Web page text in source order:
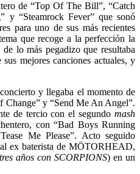
de “Top Of The Bill”, “Catch
y “Steamrock Fever” que sonó
para uno de sus más recientes
que recoge a la perfección la
lo más pegadizo que resultaba
mejores canciones actuales, y
y llegaba el momento de
Change” y “Send Me An Angel”.
de tercio con el segundo mash
con “Bad Boys Running
Me Please”. Acto seguido
ex baterista de MÖTORHEAD,
años con SCORPIONS) en un